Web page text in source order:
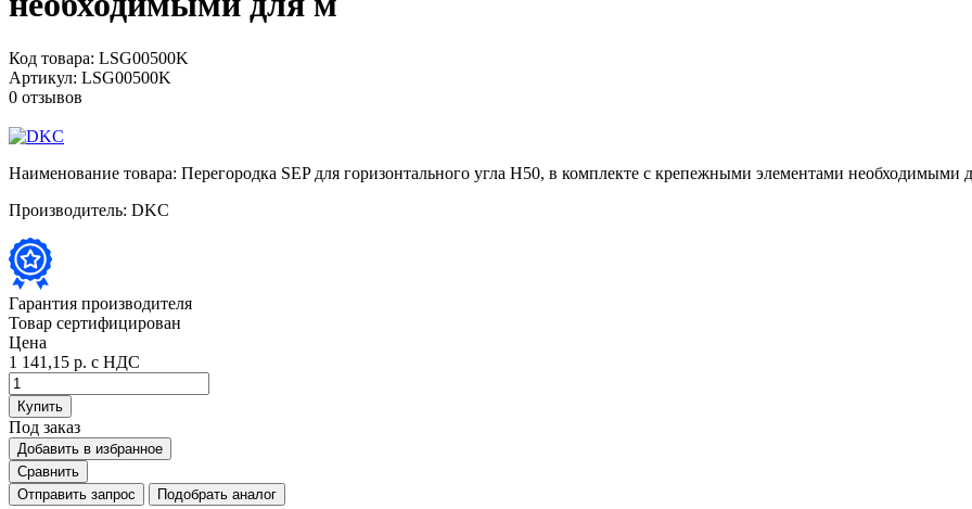
Код товара: LSG00500K
Артикул: LSG00500K
0 отзывов
Наименование товара: Перегородка SEP для горизонтального угла H50, в комплекте с крепежными элементами необходимыми
Производитель: DKC
Гарантия производителя
Товар сертифицирован
Цена
1 141,15 р. с НДС
Купить
Под заказ
Добавить в избранное
Сравнить
Отправить запрос
Подобрать аналог